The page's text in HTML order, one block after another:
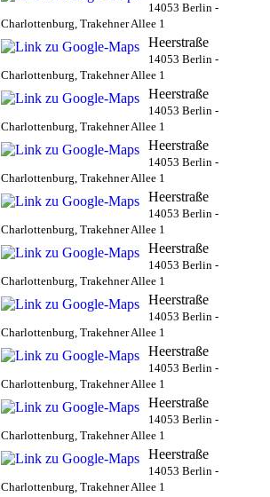
14053 Berlin -
Charlottenburg, Trakehner Allee 1
Heerstraße
14053 Berlin -
Charlottenburg, Trakehner Allee 1
Heerstraße
14053 Berlin -
Charlottenburg, Trakehner Allee 1
Heerstraße
14053 Berlin -
Charlottenburg, Trakehner Allee 1
Heerstraße
14053 Berlin -
Charlottenburg, Trakehner Allee 1
Heerstraße
14053 Berlin -
Charlottenburg, Trakehner Allee 1
Heerstraße
14053 Berlin -
Charlottenburg, Trakehner Allee 1
Heerstraße
14053 Berlin -
Charlottenburg, Trakehner Allee 1
Heerstraße
14053 Berlin -
Charlottenburg, Trakehner Allee 1
Heerstraße
14053 Berlin -
Charlottenburg, Trakehner Allee 1